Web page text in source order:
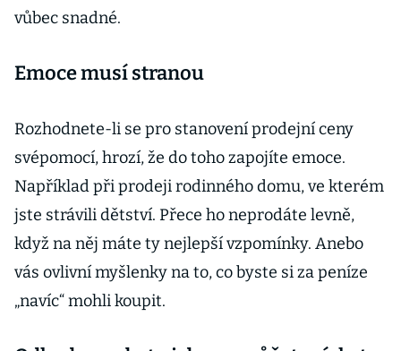
vůbec snadné.
Emoce musí stranou
Rozhodnete-li se pro stanovení prodejní ceny
svépomocí, hrozí, že do toho zapojíte emoce.
Například při prodeji rodinného domu, ve kterém
jste strávili dětství. Přece ho neprodáte levně,
když na něj máte ty nejlepší vzpomínky. Anebo
vás ovlivní myšlenky na to, co byste si za peníze
„navíc“ mohli koupit.